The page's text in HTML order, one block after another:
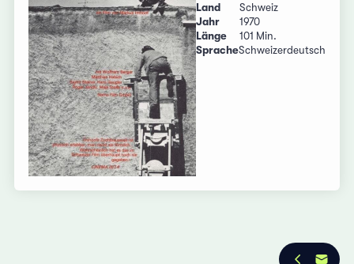
Land
Schweiz
Jahr
1970
Länge
101 Min.
SpracheSchweizerdeutsch